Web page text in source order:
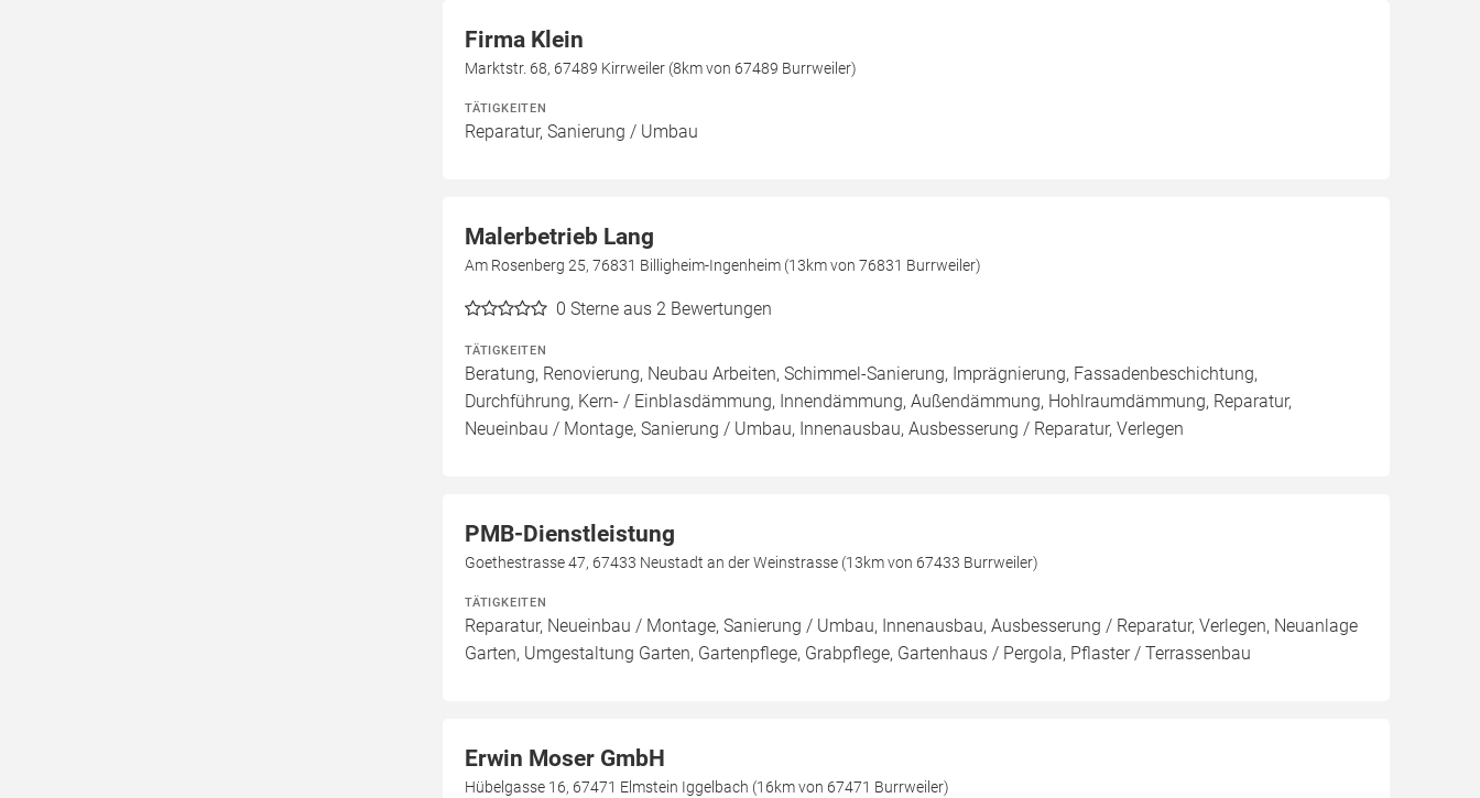
Firma Klein
Marktstr. 68, 67489 Kirrweiler (8km von 67489 Burrweiler)
TÄTIGKEITEN
Reparatur, Sanierung / Umbau
Malerbetrieb Lang
Am Rosenberg 25, 76831 Billigheim-Ingenheim (13km von 76831 Burrweiler)
0 Sterne aus 2 Bewertungen
TÄTIGKEITEN
Beratung, Renovierung, Neubau Arbeiten, Schimmel-Sanierung, Imprägnierung, Fassadenbeschichtung,
Durchführung, Kern- / Einblasdämmung, Innendämmung, Außendämmung, Hohlraumdämmung, Reparatur,
Neueinbau / Montage, Sanierung / Umbau, Innenausbau, Ausbesserung / Reparatur, Verlegen
PMB-Dienstleistung
Goethestrasse 47, 67433 Neustadt an der Weinstrasse (13km von 67433 Burrweiler)
TÄTIGKEITEN
Reparatur, Neueinbau / Montage, Sanierung / Umbau, Innenausbau, Ausbesserung / Reparatur, Verlegen, Neuanlage
Garten, Umgestaltung Garten, Gartenpflege, Grabpflege, Gartenhaus / Pergola, Pflaster / Terrassenbau
Erwin Moser GmbH
Hübelgasse 16, 67471 Elmstein Iggelbach (16km von 67471 Burrweiler)